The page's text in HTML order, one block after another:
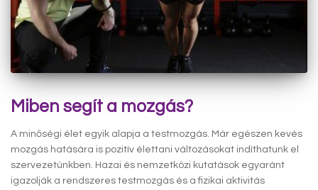
Miben segít a mozgás?
A minőségi élet egyik alapja a testmozgás. Már egészen kevés
mozgás hatására is pozitív élettani változásokat indíthatunk el
szervezetünkben. Hazai és nemzetközi kutatások egyaránt
igazolják a rendszeres testmozgás és a fizikai aktivitás